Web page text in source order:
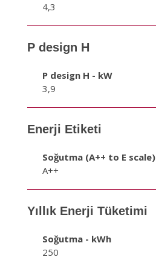
4,3
P design H
P design H - kW
3,9
Enerji Etiketi
Soğutma (A++ to E scale)
A++
Yıllık Enerji Tüketimi
Soğutma - kWh
250